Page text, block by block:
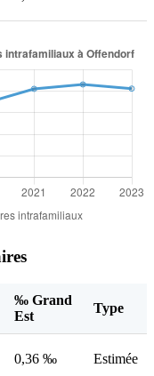
‰ Grand
Est
Type
0,36 ‰ Estimée